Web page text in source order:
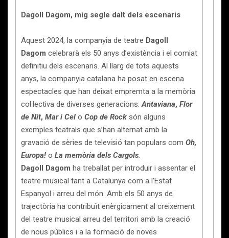
Dagoll Dagom, mig segle dalt dels escenaris
Aquest 2024, la companyia de teatre Dagoll
Dagom celebrarà els 50 anys d’existència i el comiat
definitiu dels escenaris. Al llarg de tots aquests
anys, la companyia catalana ha posat en escena
espectacles que han deixat empremta a la memòria
col·lectiva de diverses generacions:Antaviana, Flor
de Nit, Mar i Cel o Cop de Rock són alguns
exemples teatrals que s’han alternat amb la
gravació de sèries de televisió tan populars com Oh,
Europa! o La memòria dels Cargols.
Dagoll Dagom ha treballat per introduir i assentar el
teatre musical tant a Catalunya com a l’Estat
Espanyol i arreu del món. Amb els 50 anys de
trajectòria ha contribuït enèrgicament al creixement
del teatre musical arreu del territori amb la creació
de nous públics i a la formació de noves